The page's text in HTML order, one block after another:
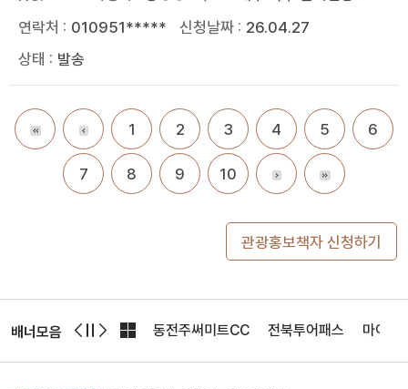
010951*****
26.04.27
발송
1 2 3 4 5 6
7 8 9 10
관광홍보책자 신청하기
배너모음
한국환경공단 기상청 동전주써미트CC 전북투어패스 마이산